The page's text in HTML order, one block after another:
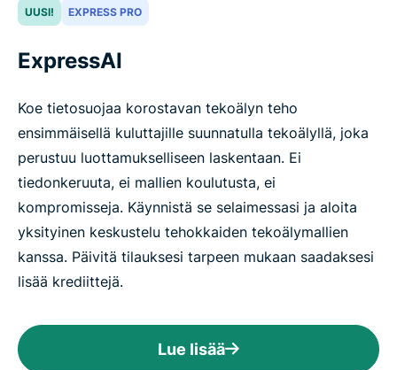
UUSI! EXPRESS PRO
ExpressAI
Koe tietosuojaa korostavan tekoälyn teho
ensimmäisellä kuluttajille suunnatulla tekoälyllä, joka
perustuu luottamukselliseen laskentaan. Ei
tiedonkeruuta, ei mallien koulutusta, ei
kompromisseja. Käynnistä se selaimessasi ja aloita
yksityinen keskustelu tehokkaiden tekoälymallien
kanssa. Päivitä tilauksesi tarpeen mukaan saadaksesi
lisää krediittejä.
Lue lisää